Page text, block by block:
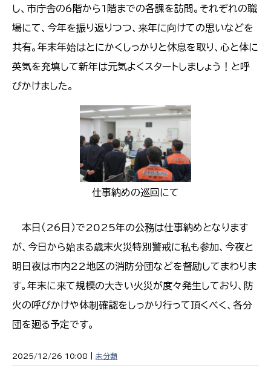
し、市庁舎の6階から1階までの各課を訪問。それぞれの職
場にて、今年を振り返りつつ、来年に向けての思いなどを
共有。年末年始はとにかくしっかりと休息を取り、心と体に
英気を充填して新年は元気よくスタートしましょう！と呼
びかけました。
仕事納めの巡回にて
本日（26日）で2025年の公務は仕事納めとなります
が、今日から始まる歳末火災特別警戒に私も参加、今夜と
明日夜は市内22地区の消防分団などを督励してまわりま
す。年末に来て規模の大きい火災が度々発生しており、防
火の呼びかけや体制確認をしっかり行って頂くべく、各分
団を廻る予定です。
2025/12/26 10:08 | 未分類